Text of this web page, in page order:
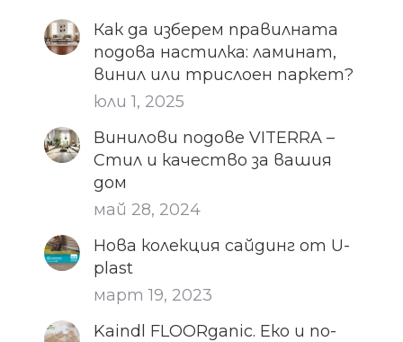
Как да изберем правилната
подова настилка: ламинат,
винил или трислоен паркет?
юли 1, 2025
Винилови подове VITERRA –
Стил и качество за вашия
дом
май 28, 2024
Нова колекция сайдинг от U-
plast
март 19, 2023
Kaindl FLOORganic. Еко и по-